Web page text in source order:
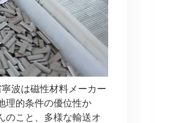
波は磁性材料メーカー
理的条件の優位性か
のこと、多様な輸送オ